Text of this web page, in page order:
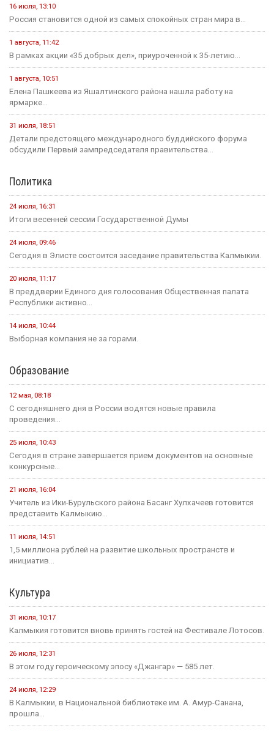
16 июля, 13:10
Россия становится одной из самых спокойных стран мира в...
1 августа, 11:42
В рамках акции «35 добрых дел», приуроченной к 35-летию...
1 августа, 10:51
Елена Пашкеева из Яшалтинского района нашла работу на
ярмарке...
31 июля, 18:51
Детали предстоящего международного буддийского форума
обсудили Первый зампредседателя правительства...
Политика
24 июля, 16:31
Итоги весенней сессии Государственной Думы
24 июля, 09:46
Сегодня в Элисте состоится заседание правительства Калмыкии.
20 июля, 11:17
В преддверии Единого дня голосования Общественная палата
Республики активно...
14 июля, 10:44
Выборная компания не за горами.
Образование
12 мая, 08:18
С сегодняшнего дня в России водятся новые правила
проведения...
25 июля, 10:43
Сегодня в стране завершается прием документов на основные
конкурсные...
21 июля, 16:04
Учитель из Ики-Бурульского района Басанг Хулхачеев готовится
представить Калмыкию...
11 июля, 14:51
1,5 миллиона рублей на развитие школьных пространств и
инициатив...
Культура
31 июля, 10:17
Калмыкия готовится вновь принять гостей на Фестивале Лотосов.
26 июля, 12:31
В этом году героическому эпосу «Джангар» — 585 лет.
24 июля, 12:29
В Калмыкии, в Национальной библиотеке им. А. Амур-Санана,
прошла...